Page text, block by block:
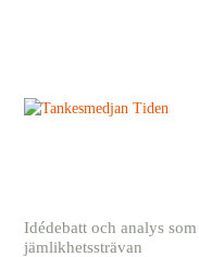
Idédebatt och analys
jämlikhetssträvan